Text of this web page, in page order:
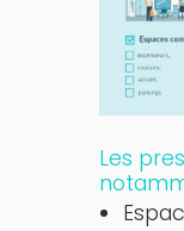
Les